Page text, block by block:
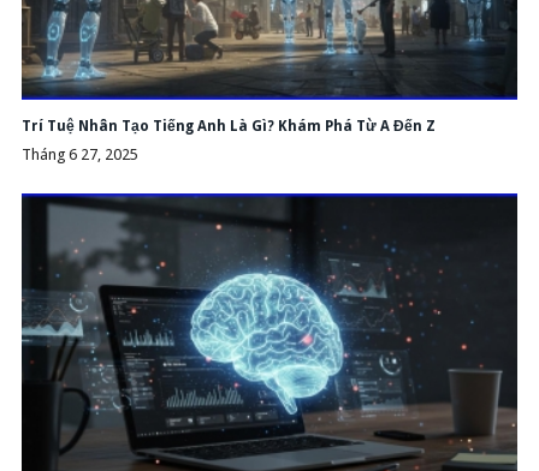
Trí Tuệ Nhân Tạo Tiếng Anh Là Gì? Khám Phá Từ A Đến Z
Tháng 6 27, 2025